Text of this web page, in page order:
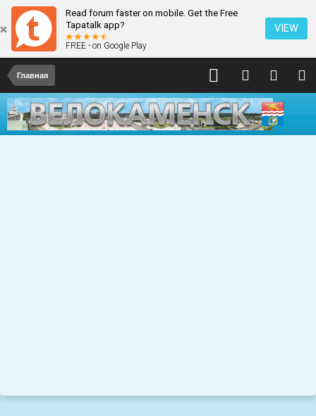
Read forum faster on mobile. Get the Free
Tapatalk app?
FREE - on Google Play
VIEW
Главная